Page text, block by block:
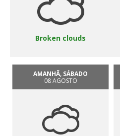
Broken clouds
AMANHÃ, SÁBADO
08 AGOSTO